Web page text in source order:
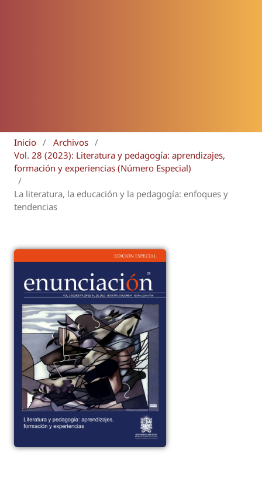
Inicio / Archivos /
Vol. 28 (2023): Literatura y pedagogía: aprendizajes,
formación y experiencias (Número Especial)
/
La literatura, la educación y la pedagogía: enfoques y
tendencias